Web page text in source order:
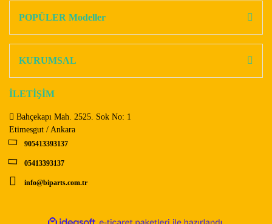
Ürün açıklamasında eksik bilgiler bulunuyor.
Bu ürüne benzer farklı alternatifler olmalı.
POPÜLER Modeller
KURUMSAL
İLETİŞİM
Bahçekapı Mah. 2525. Sok No: 1
Etimesgut / Ankara
905413393137
05413393137
info@biparts.com.tr